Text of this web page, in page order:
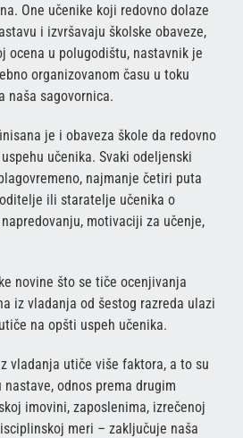
One učenike koji redovno dolaze
i izvršavaju školske obaveze,
ocena u polugodištu, nastavnik je
organizovanom času u toku
naša sagovornica.
je i obaveza škole da redovno
učenika. Svaki odeljenski
najmanje četiri puta
ili staratelje učenika o
motivaciji za učenje,
novine što se tiče ocenjivanja
iz vladanja od šestog razreda ulazi
na opšti uspeh učenika.
vladanja utiče više faktora, a to su
odnos prema drugim
imovini, zaposlenima, izrečenoj
meri – zaključuje naša